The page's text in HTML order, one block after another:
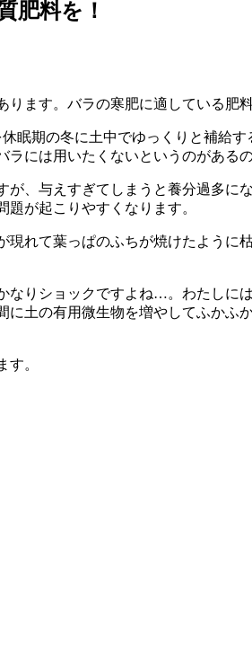
肥料を！
ます。バラの寒肥に適している肥
期の冬に土中でゆっくりと補給
ラには用いたくないというのがある
、与えすぎてしまうと養分過多に
が起こりやすくなります。
れて葉っぱのふちが焼けたように
りショックですよね…。わたしに
土の有用微生物を増やしてふかふ
す。